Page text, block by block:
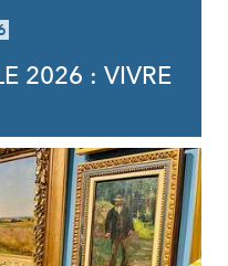
2026 : VIVRE